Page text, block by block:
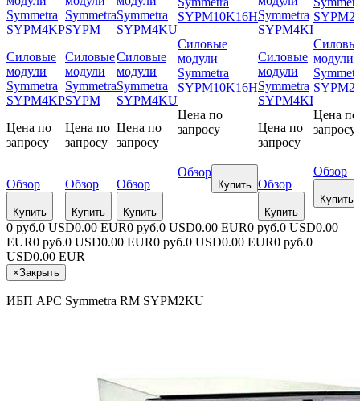
Силовые
модули
Symmetra
SYPM4KP
Цена по
запросу
Обзор
Купить
Силовые
модули
Symmetra
SYPM
Цена по
запросу
Обзор
Купить
Силовые
модули
Symmetra
SYPM4KU
Цена по
запросу
Обзор
Купить
Силовые
модули
Symmetra
SYPM10K16H
Цена по
запросу
Обзор
Купить
Силовые
модули
Symmetra
SYPM4KI
Цена по
запросу
Обзор
Купить
модули
Цена по
запросу
Обзор
Купить
0 руб.0 USD0.00 EUR0 руб.0 USD0.00 EUR0 руб.0 USD0.00
EUR0 руб.0 USD0.00 EUR0 руб.0 USD0.00 EUR0 руб.0
USD0.00 EUR
×Закрыть
ИБП APC Symmetra RM SYPM2KU